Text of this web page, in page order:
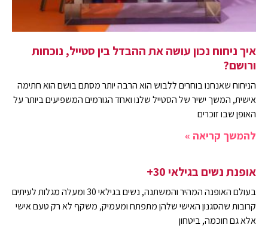
איך ניחוח נכון עושה את ההבדל בין סטייל, נוכחות
ורושם?
הניחוח שאנחנו בוחרים ללבוש הוא הרבה יותר מסתם בושם הוא חתימה
אישית, המשך ישיר של הסטייל שלנו ואחד הגורמים המשפיעים ביותר על
האופן שבו זוכרים
להמשך קריאה »
אופנת נשים בגילאי 30+
בעולם האופנה המהיר והמשתנה, נשים בגילאי 30 ומעלה מגלות לעיתים
קרובות שהסגנון האישי שלהן מתפתח ומעמיק, משקף לא רק טעם אישי
אלא גם חוכמה, ביטחון